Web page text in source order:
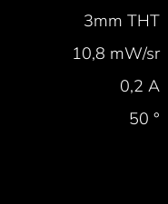
3mm THT
10,8 mW/sr
0,2 A
50 °